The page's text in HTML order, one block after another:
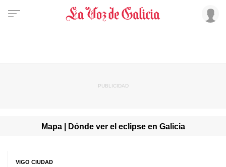
Mapa | Dónde ver el eclipse en Galicia
VIGO CIUDAD